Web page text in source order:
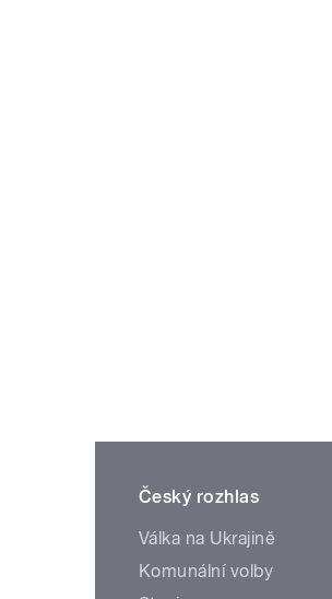
Český rozhlas
Válka na Ukrajině
Komunální volby